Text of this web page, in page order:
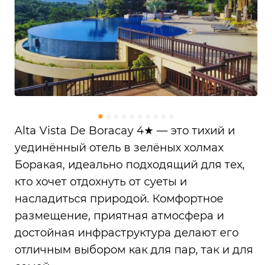
Alta Vista De Boracay 4★ — это тихий и
уединённый отель в зелёных холмах
Боракая, идеально подходящий для тех,
кто хочет отдохнуть от суеты и
насладиться природой. Комфортное
размещение, приятная атмосфера и
достойная инфраструктура делают его
отличным выбором как для пар, так и для